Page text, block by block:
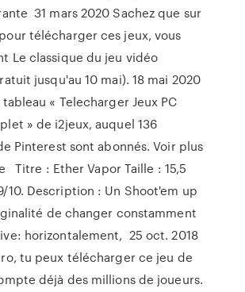
31 mars 2020 Sachez que sur
télécharger ces jeux, vous
Le classique du jeu vidéo
jusqu'au 10 mai). 18 mai 2020
« Telecharger Jeux PC
» de i2jeux, auquel 136
Pinterest sont abonnés. Voir plus
Titre : Ether Vapor Taille : 15,5
10. Description : Un Shoot'em up
de changer constamment
horizontalement, 25 oct. 2018
tu peux télécharger ce jeu de
déjà des millions de joueurs.